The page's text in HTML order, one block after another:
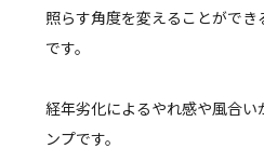
照らす角度を変えることがで
です。
経年劣化によるやれ感や風合い
ンプです。